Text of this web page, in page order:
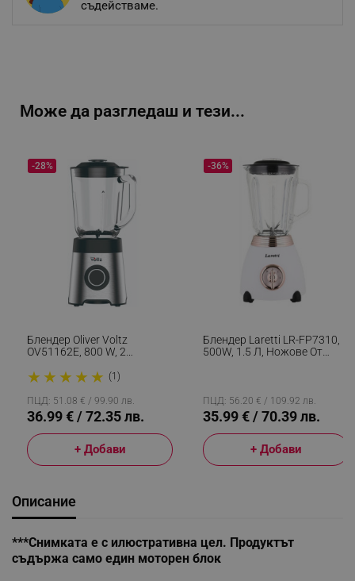
съдействаме.
Може да разгледаш и тези...
Блендер Oliver Voltz
OV51162E, 800 W, 2
Кана С Капацитет 1.5 Л,
Трошене На Лед, Сребрист
★ ★ ★ ★ ★ (1)
-28%
ПЦД: 51.08 € / 99.90 лв.
36.99 € / 72.35 лв.
+ Добави
Блендер Laretti LR-FP7310,
500W, 1.5 Л, Ножове От
Бял
-36%
ПЦД: 56.20 € / 109.92 лв.
35.99 € / 70.39 лв.
+ Добави
Описание
***Снимката е с илюстративна цел. Продуктът
съдържа само един моторен блок